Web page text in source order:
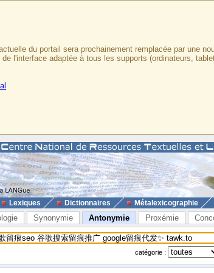
du portail sera prochainement remplacée par une
l'interface adaptée à tous les supports (ordinateurs,
Lexiques Dictionnaires Métalexicographie
Synonymie Antonymie Proxémie
catégorie :